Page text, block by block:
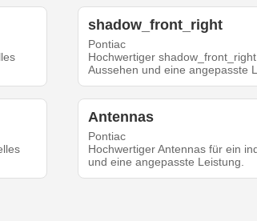
shadow_front_right
Pontiac
Hochwertiger
Aussehen und eine angepasste
Antennas
Pontiac
Hochwertiger Antennas für ein
und eine angepasste Leistung.